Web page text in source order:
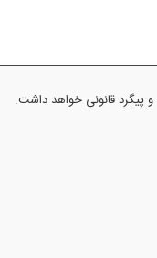
قانونی خواهد داشت.